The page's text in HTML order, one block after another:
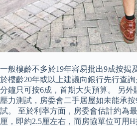
一般樓齡不多於19年容易批出9成按揭
於樓齡20年或以上建議向銀行先行查
分鐘只可按6成，首期大失預算。 另外
壓力測試，房委會二手居屋如未能承
試。 至於利率方面，房委會估計約為
厘，即約2.5厘左右，而房協單位可用